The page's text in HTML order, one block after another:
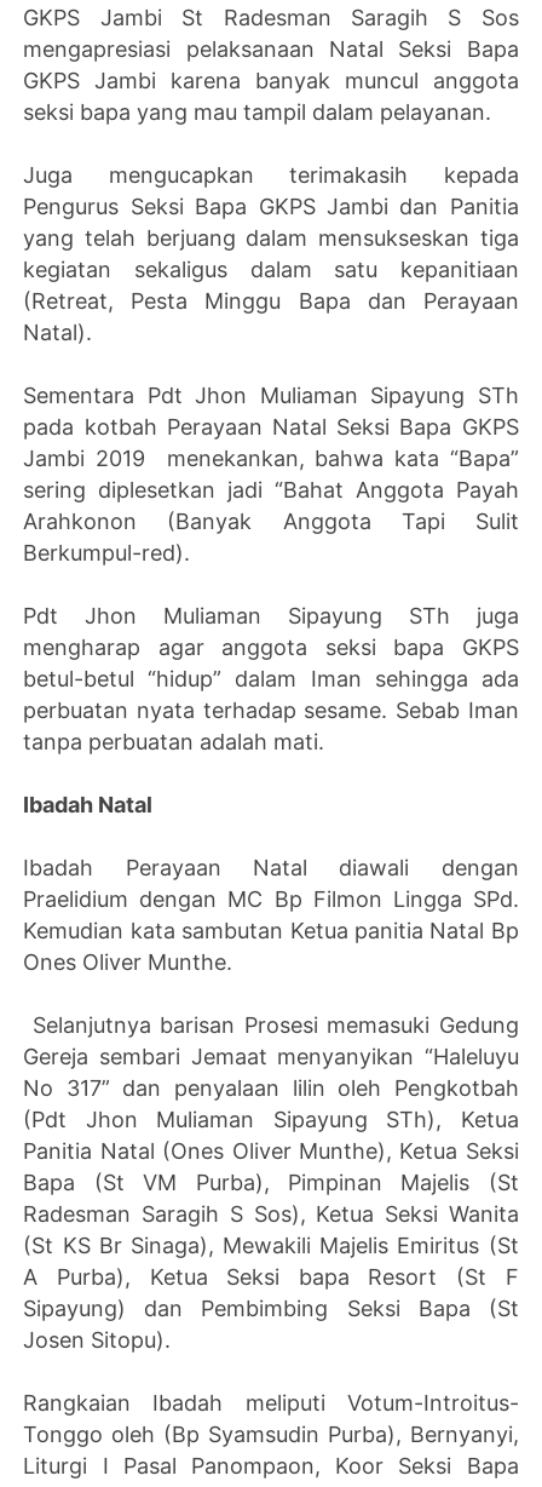
GKPS Jambi St Radesman Saragih S Sos
mengapresiasi pelaksanaan Natal Seksi Bapa
GKPS Jambi karena banyak muncul anggota
seksi bapa yang mau tampil dalam pelayanan.
Juga mengucapkan terimakasih kepada
Pengurus Seksi Bapa GKPS Jambi dan Panitia
yang telah berjuang dalam mensukseskan tiga
kegiatan sekaligus dalam satu kepanitiaan
(Retreat, Pesta Minggu Bapa dan Perayaan
Natal).
Sementara Pdt Jhon Muliaman Sipayung STh
pada kotbah Perayaan Natal Seksi Bapa GKPS
Jambi 2019 menekankan, bahwa kata “Bapa”
sering diplesetkan jadi “Bahat Anggota Payah
Arahkonon (Banyak Anggota Tapi Sulit
Berkumpul-red).
Pdt Jhon Muliaman Sipayung STh juga
mengharap agar anggota seksi bapa GKPS
betul-betul “hidup” dalam Iman sehingga ada
perbuatan nyata terhadap sesame. Sebab Iman
tanpa perbuatan adalah mati.
Ibadah Natal
Ibadah Perayaan Natal diawali dengan
Praelidium dengan MC Bp Filmon Lingga SPd.
Kemudian kata sambutan Ketua panitia Natal Bp
Ones Oliver Munthe.
Selanjutnya barisan Prosesi memasuki Gedung
Gereja sembari Jemaat menyanyikan “Haleluyu
No 317” dan penyalaan lilin oleh Pengkotbah
(Pdt Jhon Muliaman Sipayung STh), Ketua
Panitia Natal (Ones Oliver Munthe), Ketua Seksi
Bapa (St VM Purba), Pimpinan Majelis (St
Radesman Saragih S Sos), Ketua Seksi Wanita
(St KS Br Sinaga), Mewakili Majelis Emiritus (St
A Purba), Ketua Seksi bapa Resort (St F
Sipayung) dan Pembimbing Seksi Bapa (St
Josen Sitopu).
Rangkaian Ibadah meliputi Votum-Introitus-
Tonggo oleh (Bp Syamsudin Purba), Bernyanyi,
Liturgi I Pasal Panompaon, Koor Seksi Bapa